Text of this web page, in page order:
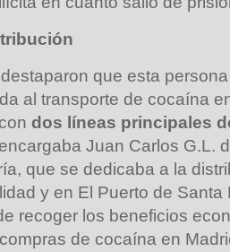
que esta
al transporte de cocaína
dos líneas principales
Juan Carlos G.L.
que se dedicaba a la
y en El Puerto de Santa
recoger los beneficios
de cocaína en